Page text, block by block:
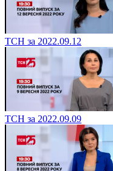
ТСН за 2022.09.12
ТСН за 2022.09.09